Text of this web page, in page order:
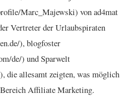
Marc_Majewski) von ad4mat
Vertreter der Urlaubspiraten
), blogfoster
de/) und Sparwelt
die allesamt zeigten, was möglich
Affiliate Marketing.